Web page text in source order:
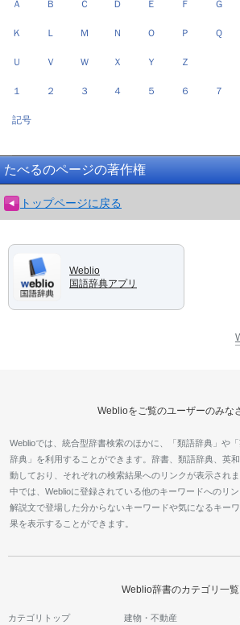
Ａ Ｂ Ｃ Ｄ Ｅ Ｆ Ｇ
Ｋ Ｌ Ｍ Ｎ Ｏ Ｐ Ｑ
Ｕ Ｖ Ｗ Ｘ Ｙ Ｚ
１ ２ ３ ４ ５ ６ ７
記号
たべるのページの著作権
トップページに戻る
Weblio
国語辞典アプリ
Weblioをご覧のユーザーのみな
Weblioでは、統合型辞書検索のほかに、「類語辞典」や
辞典」を利用することができます。辞書、類語辞典、英
動しており、それぞれの検索結果へのリンクが表示され
中では、Weblioに登録されている他のキーワードへのリ
解説文で登場した分からないキーワードや気になるキー
果を表示することができます。
Weblio辞書のカテゴリ一覧
カテゴリトップ 建物・不動産